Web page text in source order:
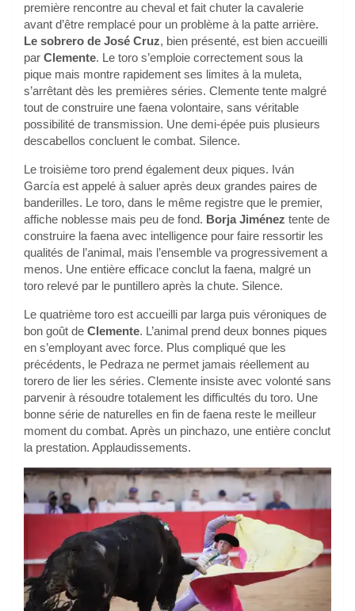
première rencontre au cheval et fait chuter la cavalerie
avant d’être remplacé pour un problème à la patte arrière.
Le sobrero de José Cruz, bien présenté, est bien accueilli
par Clemente. Le toro s’emploie correctement sous la
pique mais montre rapidement ses limites à la muleta,
s’arrêtant dès les premières séries. Clemente tente malgré
tout de construire une faena volontaire, sans véritable
possibilité de transmission. Une demi-épée puis plusieurs
descabellos concluent le combat. Silence.
Le troisième toro prend également deux piques. Iván
García est appelé à saluer après deux grandes paires de
banderilles. Le toro, dans le même registre que le premier,
affiche noblesse mais peu de fond. Borja Jiménez tente de
construire la faena avec intelligence pour faire ressortir les
qualités de l’animal, mais l’ensemble va progressivement a
menos. Une entière efficace conclut la faena, malgré un
toro relevé par le puntillero après la chute. Silence.
Le quatrième toro est accueilli par larga puis véroniques de
bon goût de Clemente. L’animal prend deux bonnes piques
en s’employant avec force. Plus compliqué que les
précédents, le Pedraza ne permet jamais réellement au
torero de lier les séries. Clemente insiste avec volonté sans
parvenir à résoudre totalement les difficultés du toro. Une
bonne série de naturelles en fin de faena reste le meilleur
moment du combat. Après un pinchazo, une entière conclut
la prestation. Applaudissements.